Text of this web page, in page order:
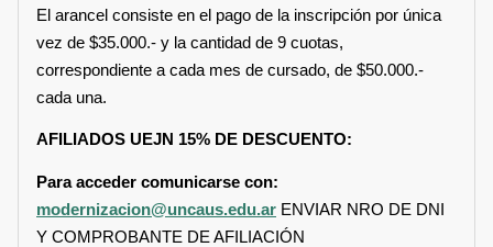
El arancel consiste en el pago de la inscripción por única
vez de $35.000.- y la cantidad de 9 cuotas,
correspondiente a cada mes de cursado, de $50.000.-
cada una.
AFILIADOS UEJN 15% DE DESCUENTO:
Para acceder comunicarse con:
modernizacion@uncaus.edu.ar ENVIAR NRO DE DNI
Y COMPROBANTE DE AFILIACIÓN